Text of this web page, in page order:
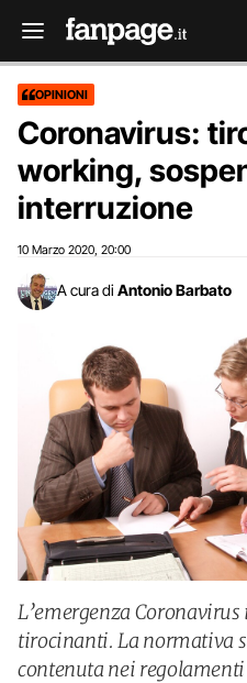
OPINIONI
Coronavirus:
working,
interruzione
10 Marzo 2020 20:00
A cura di Antonio Barbato
L’emergenza
tirocinanti. La normativa
contenuta nei